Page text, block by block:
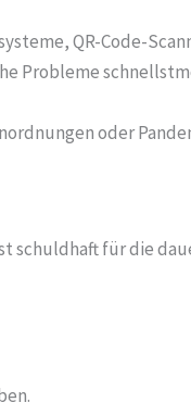
QR-Code-
Probleme
oder
schuldhaft für die